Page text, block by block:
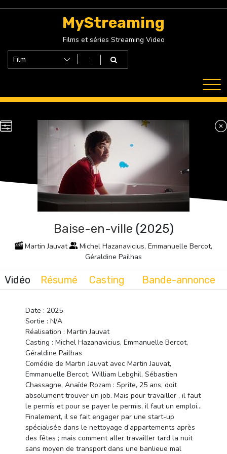
MyStreaming
Films et séries Streaming Video
Baise-en-ville (2025)
Martin Jauvat
Michel Hazanavicius, Emmanuelle Bercot,
Géraldine Pailhas
Vidéo Résumé Casting Bande-annonce
Date : 2025
Sortie : N/A
Réalisation : Martin Jauvat
Casting : Michel Hazanavicius, Emmanuelle Bercot,
Géraldine Pailhas
Comédie de Martin Jauvat avec Martin Jauvat,
Emmanuelle Bercot, William Lebghil, Sébastien
Chassagne, Anaïde Rozam : Sprite, 25 ans, doit
absolument trouver un job. Mais pour travailler , il faut
le permis et pour se payer le permis, il faut un emploi…
Finalement, il se fait engager par une start-up
spécialisée dans le nettoyage d’appartements après
des fêtes ; mais comment aller travailler tard la nuit
sans moyen de transport dans une banlieue mal